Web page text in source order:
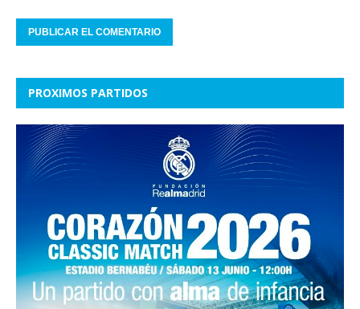
PROXIMOS PARTIDOS